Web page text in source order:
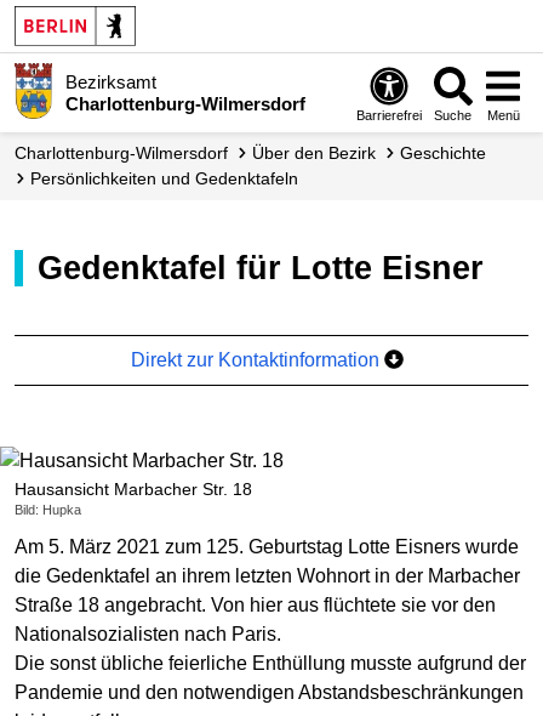
Bezirksamt
Charlottenburg-Wilmersdorf
Barrierefrei Suche Menü
Charlottenburg-Wilmersdorf Über den Bezirk
Geschichte
Persönlichkeiten und Gedenktafeln
Gedenktafel für Lotte Eisner
Direkt zur Kontaktinformation
Hausansicht Marbacher Str. 18
Bild: Hupka
Am 5. März 2021 zum 125. Geburtstag Lotte Eisners wurde
die Gedenktafel an ihrem letzten Wohnort in der Marbacher
Straße 18 angebracht. Von hier aus flüchtete sie vor den
Nationalsozialisten nach Paris.
Die sonst übliche feierliche Enthüllung musste aufgrund der
Pandemie und den notwendigen Abstandsbeschränkungen